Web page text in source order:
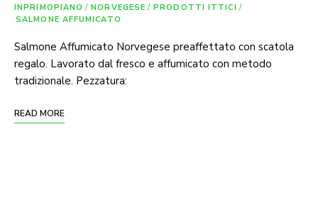
INPRIMOPIANO / NORVEGESE / PRODOTTI ITTICI /
SALMONE AFFUMICATO
Salmone Affumicato Norvegese preaffettato con scatola
regalo. Lavorato dal fresco e affumicato con metodo
tradizionale. Pezzatura:
READ MORE